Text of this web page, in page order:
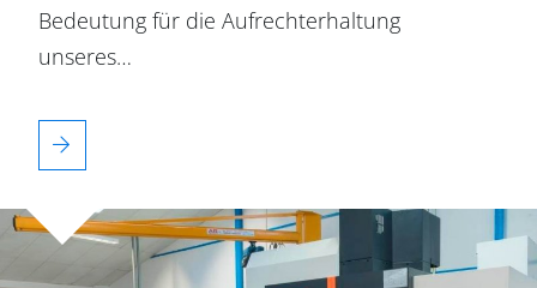
Bedeutung für die Aufrechterhaltung
unseres…